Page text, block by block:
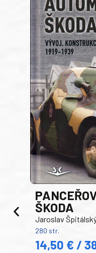
ŠKODA
Jaroslav
280 str.
14,50 € /